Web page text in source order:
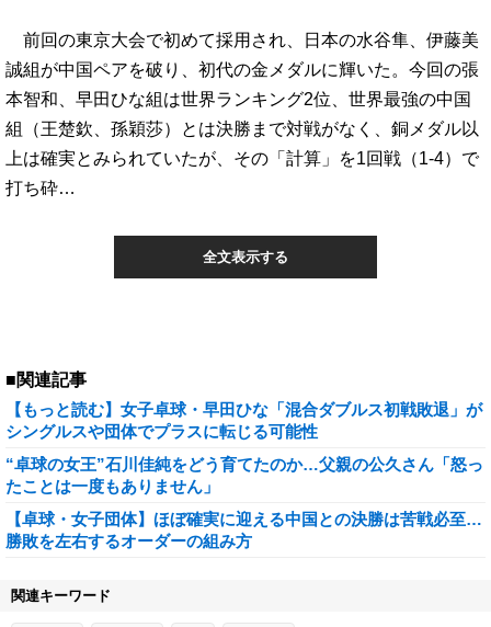
前回の東京大会で初めて採用され、日本の水谷隼、伊藤美
誠組が中国ペアを破り、初代の金メダルに輝いた。今回の張
本智和、早田ひな組は世界ランキング2位、世界最強の中国
組（王楚欽、孫穎莎）とは決勝まで対戦がなく、銅メダル以
上は確実とみられていたが、その「計算」を1回戦（1-4）で
打ち砕…
全文表示する
■関連記事
【もっと読む】女子卓球・早田ひな「混合ダブルス初戦敗退」が
シングルスや団体でプラスに転じる可能性
“卓球の女王”石川佳純をどう育てたのか…父親の公久さん「怒っ
たことは一度もありません」
【卓球・女子団体】ほぼ確実に迎える中国との決勝は苦戦必至…
勝敗を左右するオーダーの組み方
関連キーワード